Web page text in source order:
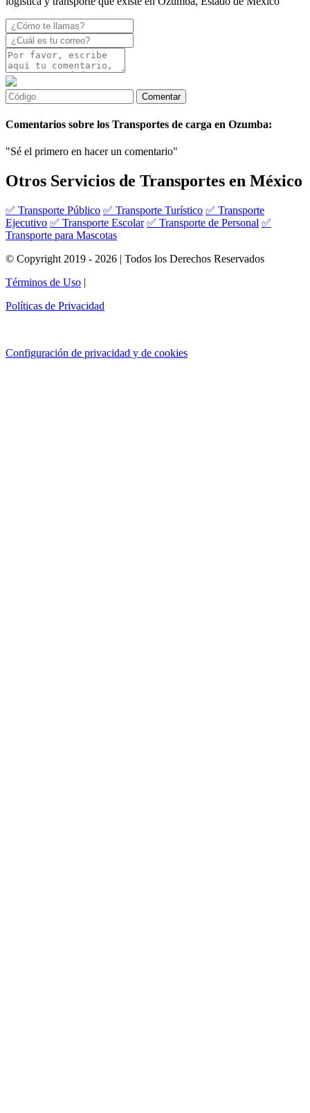
Comentarios sobre los Transportes de carga en Ozumba:
"Sé el primero en hacer un comentario"
Otros Servicios de Transportes en México
✅ Transporte Público ✅ Transporte Turístico ✅ Transporte
Ejecutivo ✅ Transporte Escolar ✅ Transporte de Personal ✅
Transporte para Mascotas
© Copyright 2019 - 2026 | Todos los Derechos Reservados
Términos de Uso |
Políticas de Privacidad
Configuración de privacidad y de cookies